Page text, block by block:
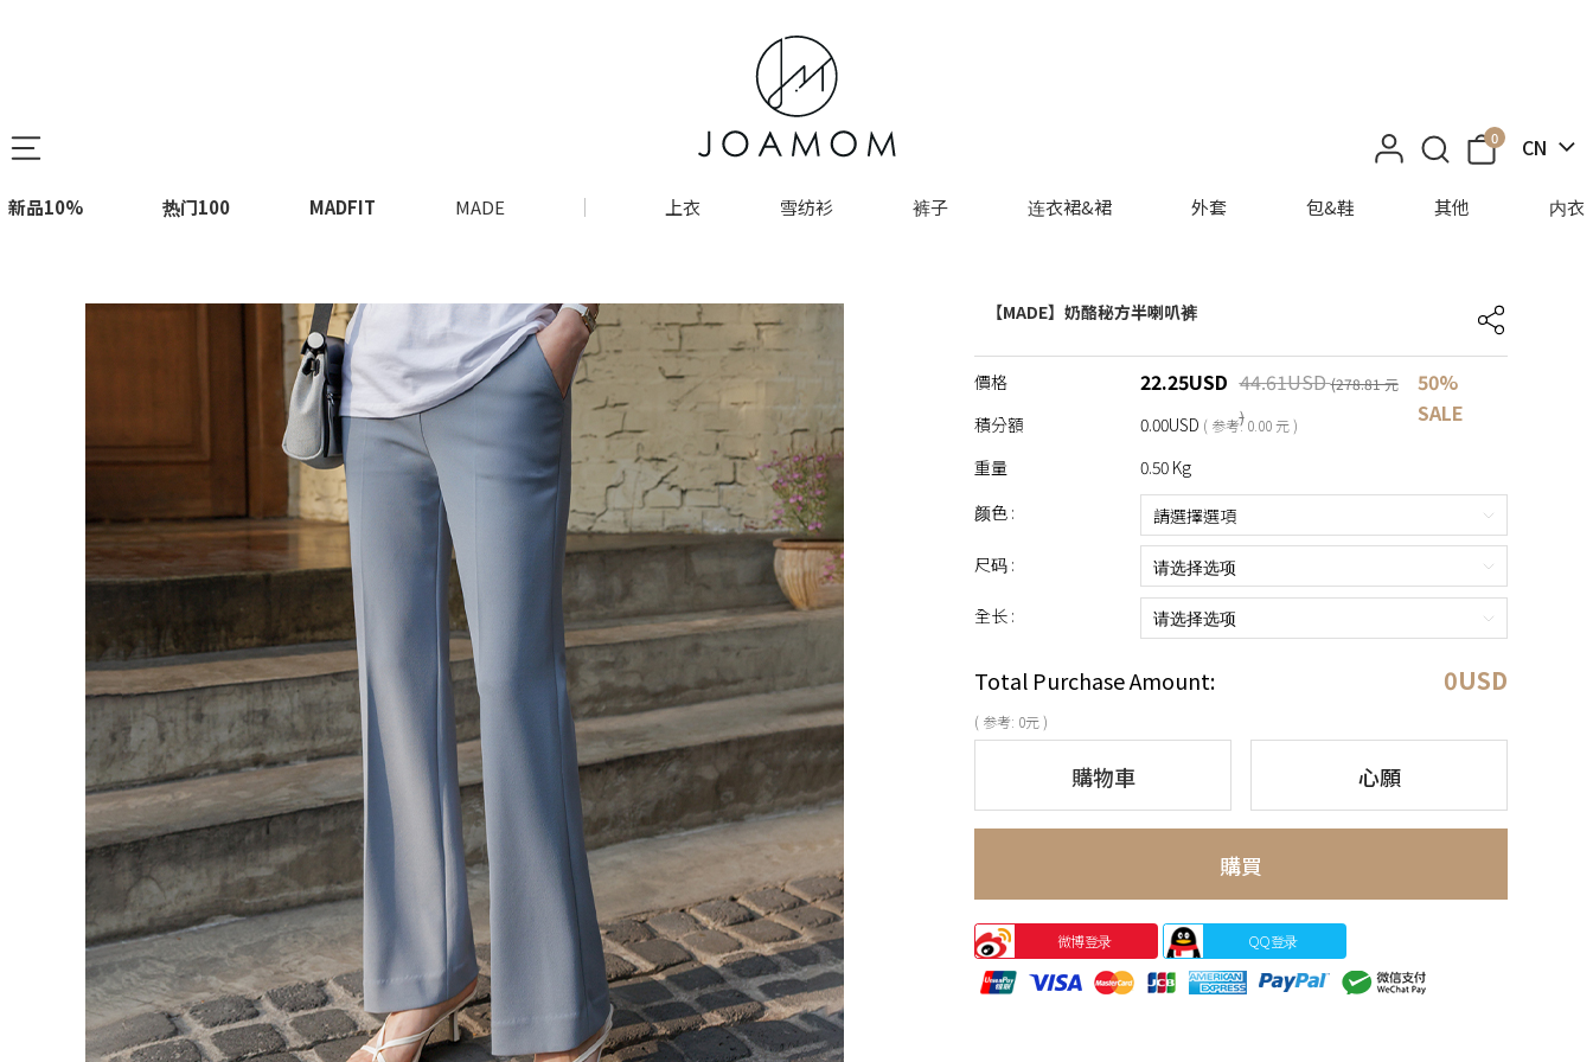
0 CN
新品10% 热门100 MADFIT MADE 上衣 雪纺衫 裤子 连衣裙&裙 外套 包&鞋 其他 内衣
【MADE】奶酪秘方半喇叭裤
價格 22.25USD 44.61USD (278.81 元
)
50%
SALE
積分額 0.00USD ( 参考: 0.00 元 )
重量
0.50 Kg
颜色 :
尺码 :
全长 :
Total Purchase Amount: 0USD
( 参考: 0元 )
購物車 心願
購買
微博登录 QQ登录